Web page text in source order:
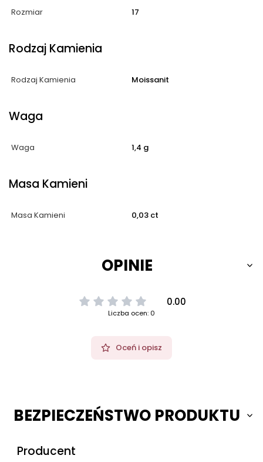
Rozmiar 17
Rodzaj Kamienia
Rodzaj Kamienia Moissanit
Waga
Waga 1,4 g
Masa Kamieni
Masa Kamieni 0,03 ct
OPINIE
0.00
Liczba ocen: 0
Oceń i opisz
BEZPIECZEŃSTWO PRODUKTU
Producent